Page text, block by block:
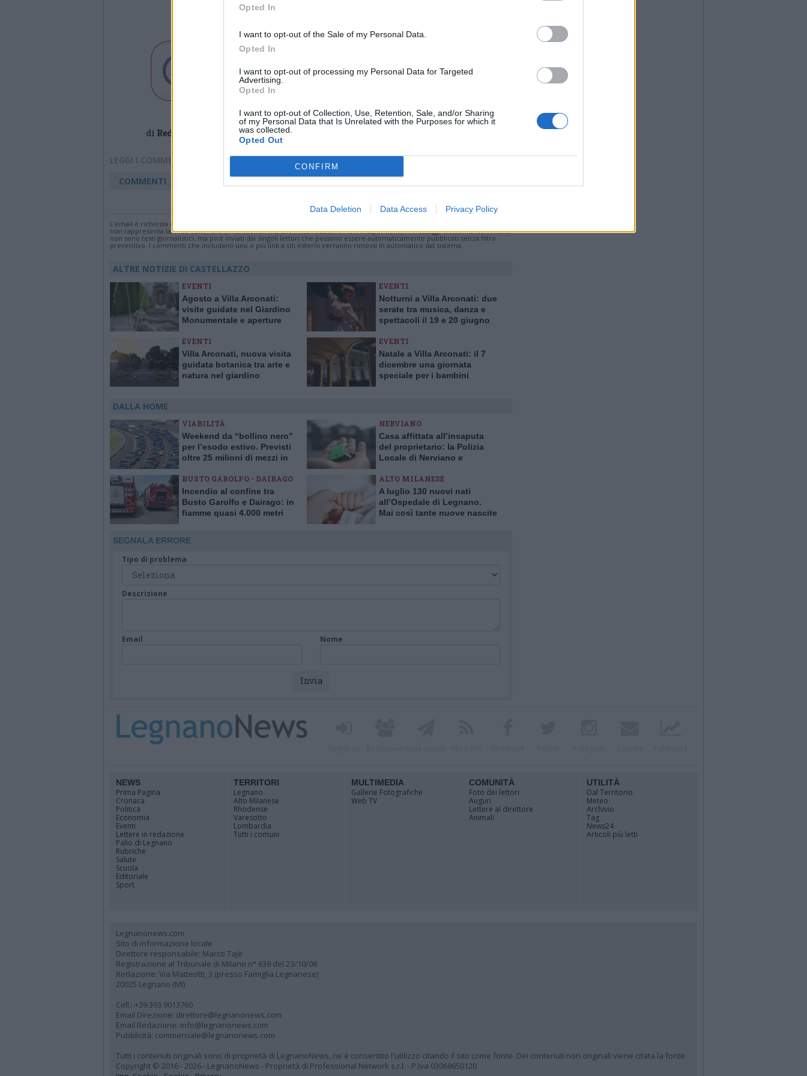
Opted In
I want to opt-out of the Sale of my Personal Data.
Opted In
I want to opt-out of processing my Personal Data for Targeted
Advertising.
Opted In
I want to opt-out of Collection, Use, Retention, Sale, and/or Sharing
of my Personal Data that Is Unrelated with the Purposes for which it
was collected.
Opted Out
CONFIRM
Data Deletion Data Access Privacy Policy
diagosto
di Redazione
LEGGI I COMMENTI
COMMENTI
per commentare questo articolo.
L'email è richiesta ma non verrà mostrata ai visitatori. Il contenuto di questo commento esprime il pensiero dell'autore e
non rappresenta la linea editoriale di VareseNews.it, che rimane autonoma e indipendente. I messaggi inclusi nei commenti
non sono testi giornalistici, ma post inviati dai singoli lettori che possono essere automaticamente pubblicati senza filtro
preventivo. I commenti che includano uno o più link a siti esterni verranno rimossi in automatico dal sistema.
ALTRE NOTIZIE DI CASTELLAZZO
EVENTI
Agosto a Villa Arconati:
visite guidate nel Giardino
Monumentale e aperture
EVENTI
Notturni a Villa Arconati: due
serate tra musica, danza e
spettacoli il 19 e 20 giugno
EVENTI
Villa Arconati, nuova visita
guidata botanica tra arte e
natura nel giardino
EVENTI
Natale a Villa Arconati: il 7
dicembre una giornata
speciale per i bambini
DALLA HOME
VIABILITÀ
Weekend da “bollino nero”
per l’esodo estivo. Previsti
oltre 25 milioni di mezzi in
NERVIANO
Casa affittata all’insaputa
del proprietario: la Polizia
Locale di Nerviano e
BUSTO GAROLFO - DAIRAGO
Incendio al confine tra
Busto Garolfo e Dairago: in
fiamme quasi 4.000 metri
ALTO MILANESE
A luglio 130 nuovi nati
all’Ospedale di Legnano.
Mai così tante nuove nascite
SEGNALA ERRORE
Tipo di problema
Descrizione
Email Nome
NEWS
Prima Pagina
Cronaca
Politica
Economia
Eventi
Lettere in redazione
Palio di Legnano
Rubriche
Salute
Scuola
Editoriale
Sport
TERRITORI
Legnano
Alto Milanese
Rhodense
Varesotto
Lombardia
Tutti i comuni
MULTIMEDIA
Gallerie Fotografiche
Web TV
COMUNITÀ
Foto dei lettori
Auguri
Lettere al direttore
Animali
UTILITÀ
Dal Territorio
Meteo
Archivio
Tag
News24
Articoli più letti
Legnanonews.com
Sito di informazione locale
Direttore responsabile: Marco Tajè
Registrazione al Tribunale di Milano n° 639 del 23/10/08
Redazione: Via Matteotti, 3 (presso Famiglia Legnanese)
20025 Legnano (MI)
Cell.: +39.393.9013760
Email Direzione: direttore@legnanonews.com
Email Redazione: info@legnanonews.com
Pubblicità: commerciale@legnanonews.com
Tutti i contenuti originali sono di proprietà di LegnanoNews, ne è consentito l'utilizzo citando il sito come fonte. Dei contenuti non originali viene citata la fonte.
Copyright © 2016 - 2026 - LegnanoNews - Proprietà di Professional Network s.r.l. - P.Iva 03068650120